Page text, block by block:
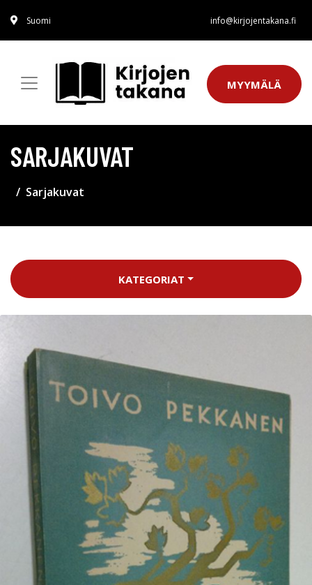
Suomi info@kirjojentakana.fi
MYYMÄLÄ
SARJAKUVAT
Sarjakuvat
KATEGORIAT